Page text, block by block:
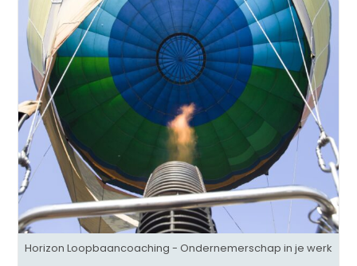
Horizon Loopbaancoaching - Ondernemerschap in je werk